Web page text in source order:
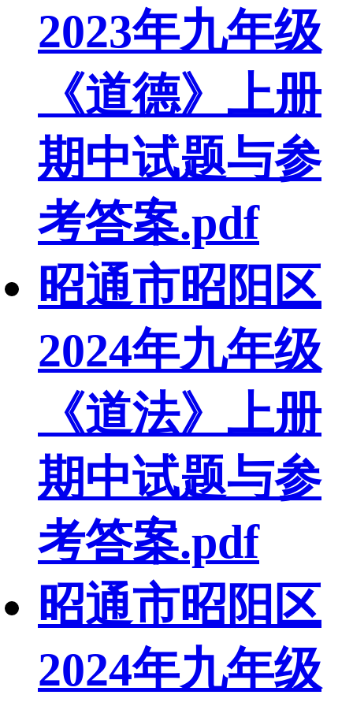
2023年九年级
《道德》上册
期中试题与参
考答案.pdf
昭通市昭阳区
2024年九年级
《道法》上册
期中试题与参
考答案.pdf
昭通市昭阳区
2024年九年级